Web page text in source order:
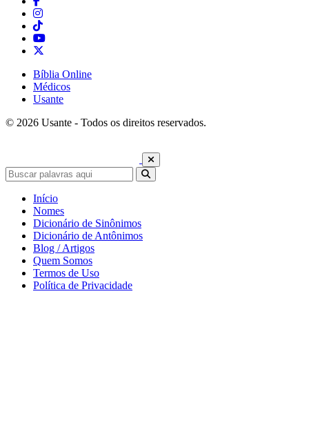
Bíblia Online
Médicos
Usante
© 2026 Usante - Todos os direitos reservados.
Início
Nomes
Dicionário de Sinônimos
Dicionário de Antônimos
Blog / Artigos
Quem Somos
Termos de Uso
Política de Privacidade